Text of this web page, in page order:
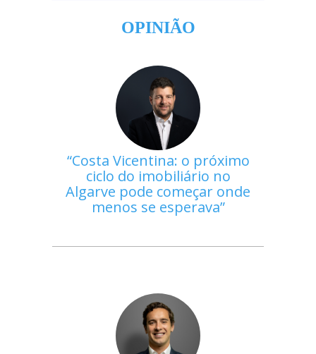
OPINIÃO
Costa Vicentina: o próximo
ciclo do imobiliário no
Algarve pode começar onde
menos se esperava